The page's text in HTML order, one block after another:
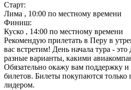
Старт:
Лима , 10:00 по местному времени
Финиш:
Куско , 14:00 по местному времени
Рекомендую прилетать в Перу в
вас встретим! День начала тура -
разные варианты, какими
Обязательно окажу вам поддержку
билетов. Билеты покупаются только
лидером.